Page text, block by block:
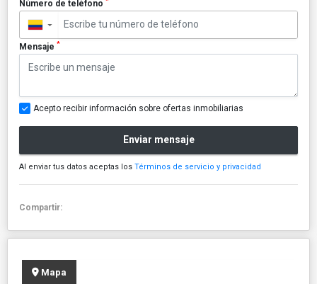
Número de teléfono
▼
Mensaje *
Acepto recibir información sobre ofertas inmobiliarias
Enviar mensaje
Al enviar tus datos aceptas los Términos de servicio y privacidad
Compartir:
Mapa